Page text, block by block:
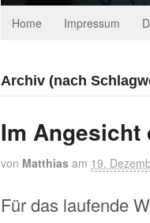
Home Impressum
Archiv (nach
Im Angesicht
von Matthias am 19.
Für das laufende